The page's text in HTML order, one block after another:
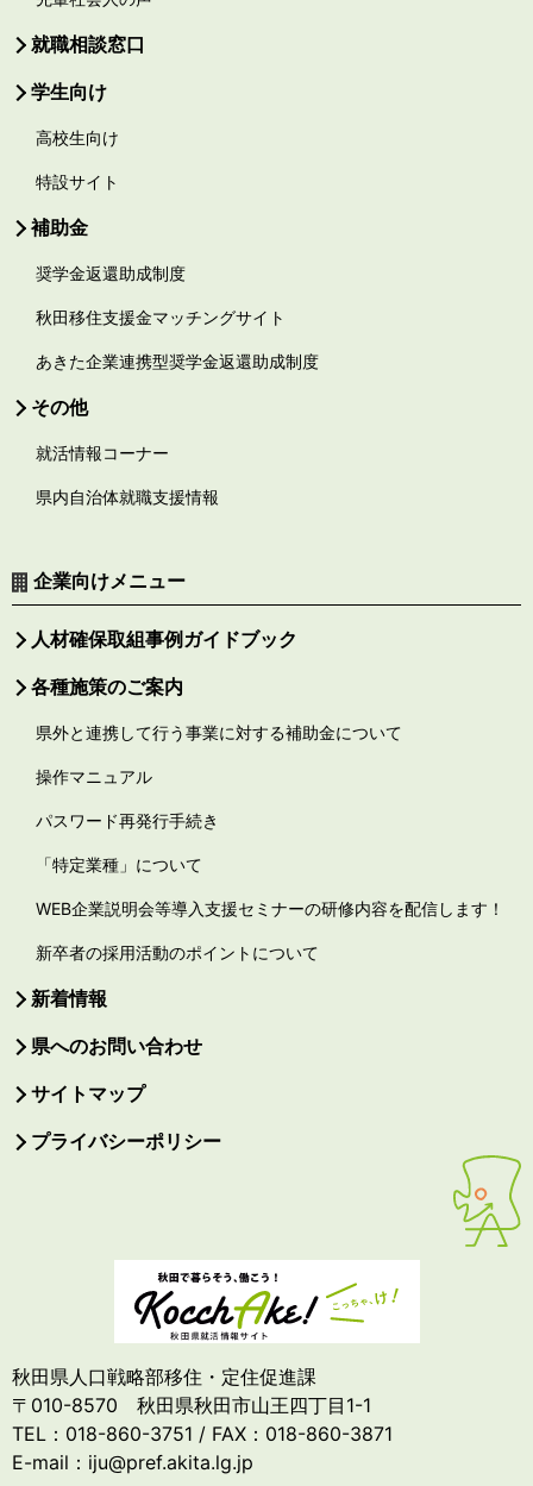
就職相談窓口
学生向け
高校生向け
特設サイト
補助金
奨学金返還助成制度
秋田移住支援金マッチングサイト
あきた企業連携型奨学金返還助成制度
その他
就活情報コーナー
県内自治体就職支援情報
企業向けメニュー
人材確保取組事例ガイドブック
各種施策のご案内
県外と連携して行う事業に対する補助金について
操作マニュアル
パスワード再発行手続き
「特定業種」について
WEB企業説明会等導入支援セミナーの研修内容を配信します！
新卒者の採用活動のポイントについて
新着情報
県へのお問い合わせ
サイトマップ
プライバシーポリシー
秋田県人口戦略部移住・定住促進課
〒010-8570 秋田県秋田市山王四丁目1-1
TEL：018-860-3751 / FAX：018-860-3871
E-mail：iju@pref.akita.lg.jp